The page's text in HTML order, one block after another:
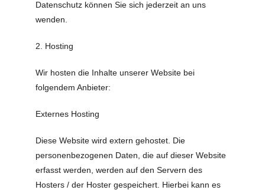
Datenschutz können Sie sich jederzeit an uns
wenden.
2. Hosting
Wir hosten die Inhalte unserer Website bei
folgendem Anbieter:
Externes Hosting
Diese Website wird extern gehostet. Die
personenbezogenen Daten, die auf dieser Website
erfasst werden, werden auf den Servern des
Hosters / der Hoster gespeichert. Hierbei kann es